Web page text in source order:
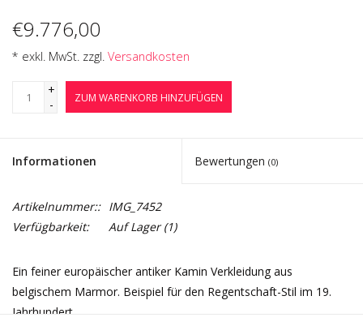
€9.776,00
* exkl. MwSt. zzgl. Versandkosten
+
-
ZUM WARENKORB HINZUFÜGEN
Informationen Bewertungen (0)
Artikelnummer:: IMG_7452
Verfügbarkeit:
Auf Lager(1)
Ein feiner europäischer antiker Kamin Verkleidung aus
belgischem Marmor. Beispiel für den Regentschaft-Stil im 19.
Jahrhundert.